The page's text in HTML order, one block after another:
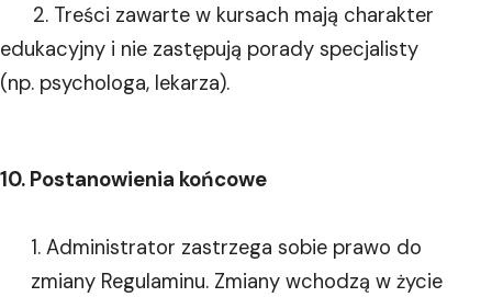
2. Treści zawarte w kursach mają charakter
edukacyjny i nie zastępują porady specjalisty
(np. psychologa, lekarza).
10. Postanowienia końcowe
Administrator zastrzega sobie prawo do
zmiany Regulaminu. Zmiany wchodzą w życie